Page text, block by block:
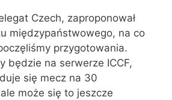
Czech, zaproponował
międzypaństwowego, na co
przygotowania.
będzie na serwerze ICCF,
się mecz na 30
może się to jeszcze